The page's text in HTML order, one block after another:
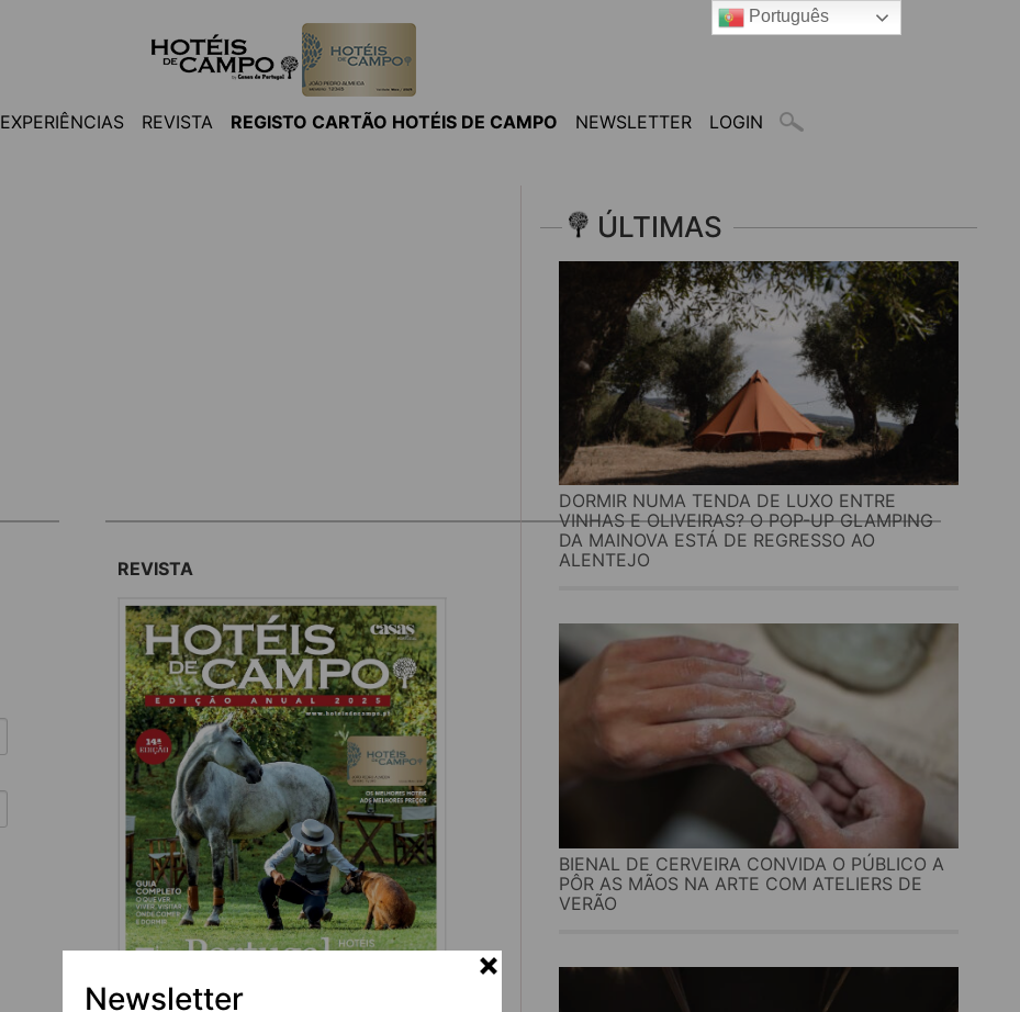
Newsletter
EXPERIÊNCIAS REVISTA REGISTO CARTÃO HOTÉIS DE CAMPO NEWSLETTER LOGIN
ÚLTIMAS
DORMIR NUMA TENDA DE LUXO ENTRE
VINHAS E OLIVEIRAS? O POP-UP GLAMPING
DA MAINOVA ESTÁ DE REGRESSO AO
ALENTEJO
BIENAL DE CERVEIRA CONVIDA O PÚBLICO A
PÔR AS MÃOS NA ARTE COM ATELIERS DE
VERÃO
REVISTA
Português